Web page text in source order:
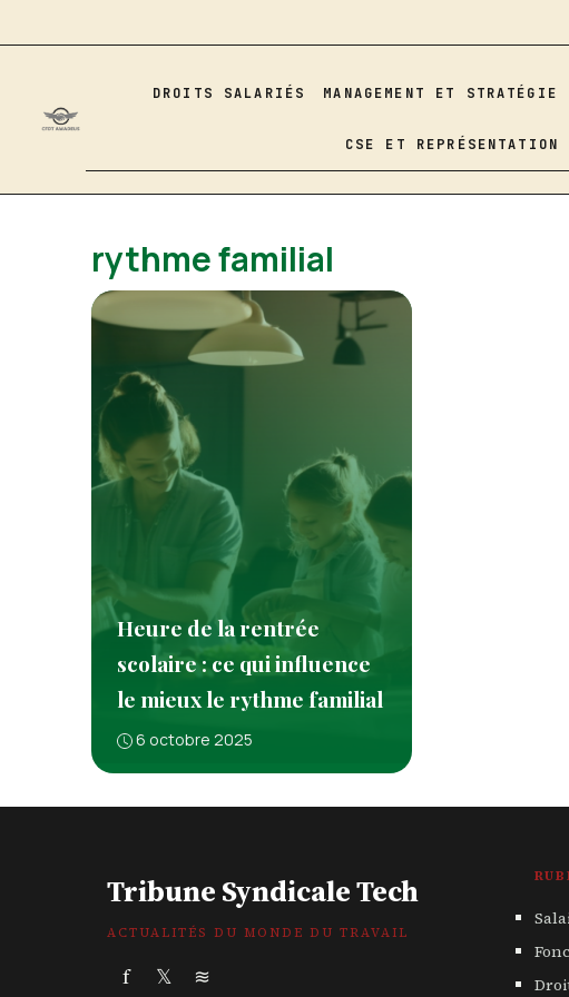
au
DROITS SALARIÉS MANAGEMENT ET STRATÉGIE
CSE ET REPRÉSENTATION
rythme familial
Heure de la rentrée
scolaire : ce qui influence
le mieux le rythme familial
6 octobre 2025
Tribune Syndicale Tech
ACTUALITÉS DU MONDE DU TRAVAIL
f 𝕏 ≋